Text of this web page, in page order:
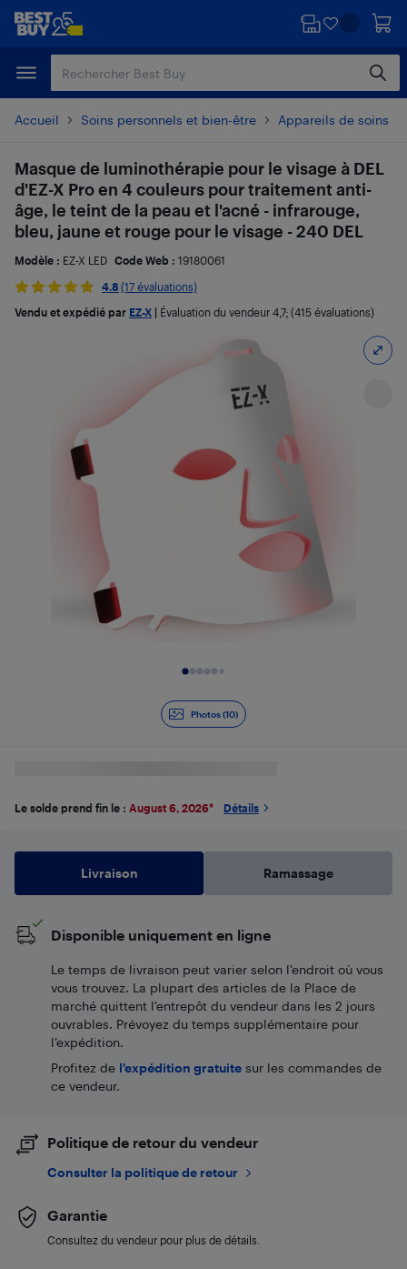
Passer
principal
Passer
Accueil Soins personnels et bien-être Appareils de soins
Photos (10)
Masque de luminothérapie pour le visage à DEL
d'EZ-X Pro en 4 couleurs pour traitement anti-
âge, le teint de la peau et l'acné - infrarouge,
bleu, jaune et rouge pour le visage - 240 DEL
Modèle : EZ-X LED Code Web : 19180061
4.8 (17 évaluations)
Vendu et expédié par EZ-X Évaluation du vendeur 4,7; (415 évaluations)
Le solde prend fin le : August 6, 2026* Détails
Livraison Ramassage
Disponible uniquement en ligne
Le temps de livraison peut varier selon l'endroit où vous
vous trouvez. La plupart des articles de la Place de
marché quittent l’entrepôt du vendeur dans les 2 jours
ouvrables. Prévoyez du temps supplémentaire pour
l’expédition.
Profitez de l'expédition gratuite sur les commandes de
ce vendeur.
Politique de retour du vendeur
Consulter la politique de retour
Garantie
Consultez du vendeur pour plus de détails.